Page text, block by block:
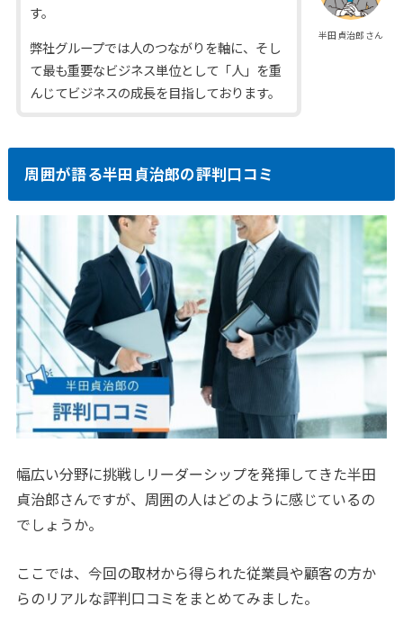
半田貞治郎さん
す。
弊社グループでは人のつながりを軸に、そし
て最も重要なビジネス単位として「人」を重
んじてビジネスの成長を目指しております。
周囲が語る半田貞治郎の評判口コミ
幅広い分野に挑戦しリーダーシップを発揮してきた半田
貞治郎さんですが、周囲の人はどのように感じているの
でしょうか。
ここでは、今回の取材から得られた従業員や顧客の方か
らのリアルな評判口コミをまとめてみました。